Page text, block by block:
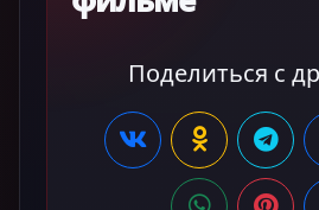
Поделиться с